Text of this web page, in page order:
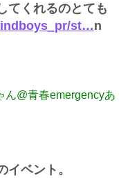
てくれるのとても
st…n
ん@青春emergencyあ
ベント。